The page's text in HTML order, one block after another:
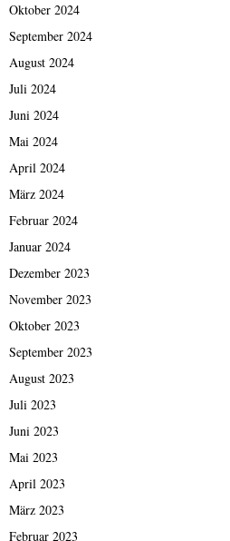
Oktober 2024
September 2024
August 2024
Juli 2024
Juni 2024
Mai 2024
April 2024
März 2024
Februar 2024
Januar 2024
Dezember 2023
November 2023
Oktober 2023
September 2023
August 2023
Juli 2023
Juni 2023
Mai 2023
April 2023
März 2023
Februar 2023